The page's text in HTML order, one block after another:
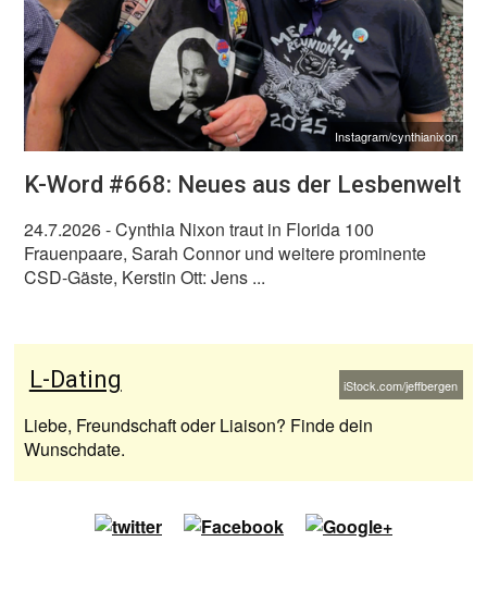
Instagram/cynthianixon
K-Word #668: Neues aus der Lesbenwelt
24.7.2026- Cynthia Nixon traut in Florida 100
Frauenpaare, Sarah Connor und weitere prominente
CSD-Gäste, Kerstin Ott: Jens ...
L-Dating iStock.com/jeffbergen
Liebe, Freundschaft oder Liaison? Finde dein
Wunschdate.